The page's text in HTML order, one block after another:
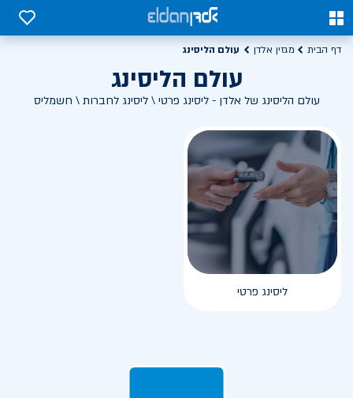
0
0
דף הבית מגזין אלדן עולם הליסינג
עולם הליסינג
עולם הליסינג של אלדן - ליסינג פרטי \ ליסינג לחברות \ חשמליס
ליסינג פרטי